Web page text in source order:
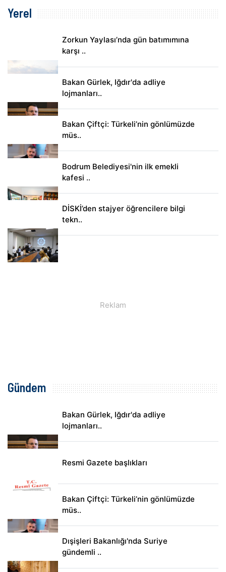
Yerel
Zorkun Yaylası’nda gün batımımına
karşı ..
Bakan Gürlek, Iğdır'da adliye
lojmanları..
Bakan Çiftçi: Türkeli’nin gönlümüzde
müs..
Bodrum Belediyesi'nin ilk emekli
kafesi ..
DİSKİ’den stajyer öğrencilere bilgi
tekn..
Gündem
Bakan Gürlek, Iğdır'da adliye
lojmanları..
Resmi Gazete başlıkları
Bakan Çiftçi: Türkeli’nin gönlümüzde
müs..
Dışişleri Bakanlığı'nda Suriye
gündemli ..